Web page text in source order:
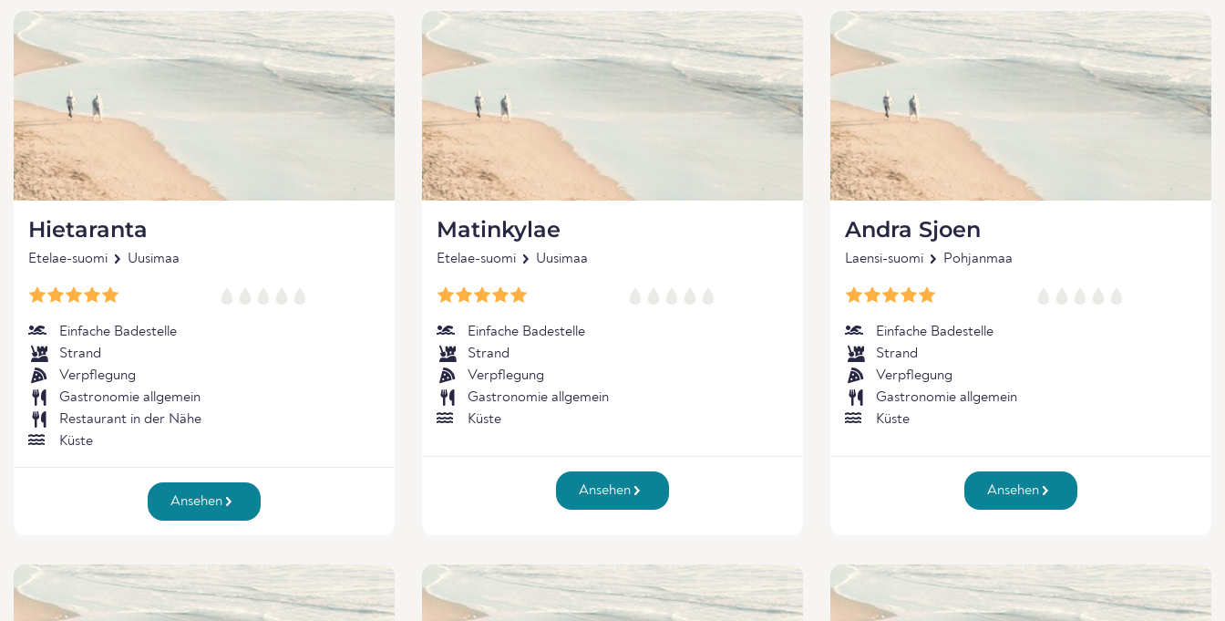
Hietaranta
Etelae-suomi Uusimaa
Einfache Badestelle
Strand
Verpflegung
Gastronomie allgemein
Restaurant in der Nähe
Küste
Ansehen
Matinkylae
Etelae-suomi Uusimaa
Einfache Badestelle
Strand
Verpflegung
Gastronomie allgemein
Küste
Ansehen
Andra Sjoen
Laensi-suomi Pohjanmaa
Einfache Badestelle
Strand
Verpflegung
Gastronomie allgemein
Küste
Ansehen